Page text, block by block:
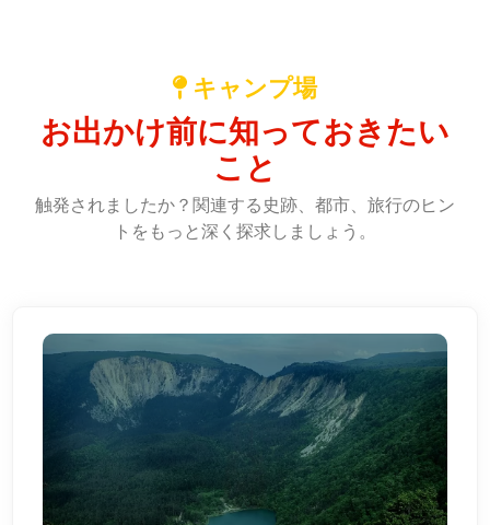
キャンプ場
お出かけ前に知っておきたい
こと
触発されましたか？関連する史跡、都市、旅行のヒン
トをもっと深く探求しましょう。